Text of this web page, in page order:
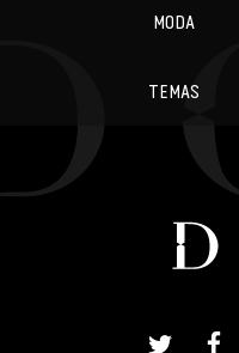
MODA
TEMAS